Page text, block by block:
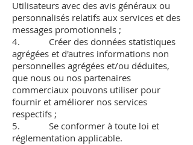
Utilisateurs avec des avis généraux ou
personnalisés relatifs aux services et des
messages promotionnels ;
4. Créer des données statistiques
agrégées et d'autres informations non
personnelles agrégées et/ou déduites,
que nous ou nos partenaires
commerciaux pouvons utiliser pour
fournir et améliorer nos services
respectifs ;
5. Se conformer à toute loi et
réglementation applicable.